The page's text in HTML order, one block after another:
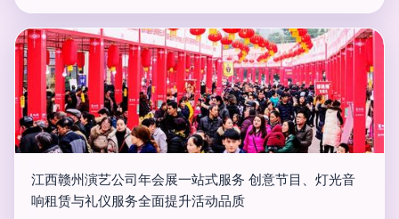
江西赣州演艺公司年会展一站式服务 创意节目、灯光音
响租赁与礼仪服务全面提升活动品质